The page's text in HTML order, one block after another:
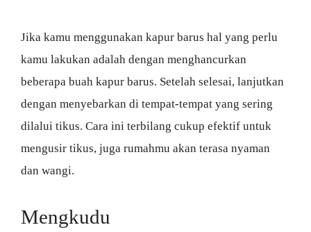
Jika kamu menggunakan kapur barus hal yang perlu
kamu lakukan adalah dengan menghancurkan
beberapa buah kapur barus. Setelah selesai, lanjutkan
dengan menyebarkan di tempat-tempat yang sering
dilalui tikus. Cara ini terbilang cukup efektif untuk
mengusir tikus, juga rumahmu akan terasa nyaman
dan wangi.
Mengkudu